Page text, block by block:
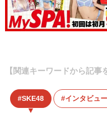
【関連キーワードから記事
SKE48 インタビュー